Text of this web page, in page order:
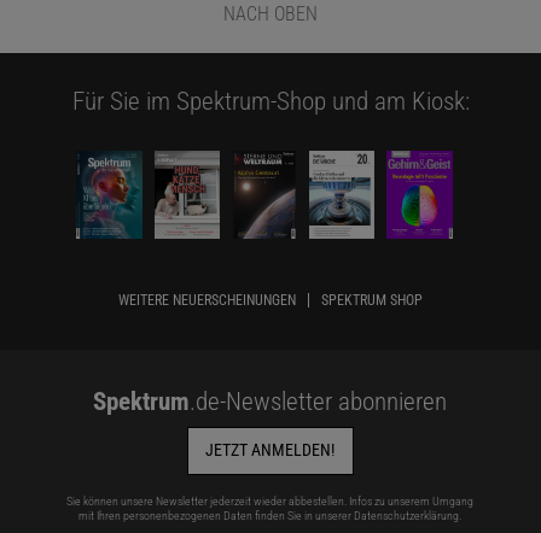
NACH OBEN
Für Sie im Spektrum-Shop und am Kiosk:
WEITERE NEUERSCHEINUNGEN SPEKTRUM SHOP
Spektrum.de-Newsletter abonnieren
JETZT ANMELDEN!
Sie können unsere Newsletter jederzeit wieder abbestellen. Infos zu unserem Umgang
mit Ihren personenbezogenen Daten finden Sie in unserer Datenschutzerklärung.